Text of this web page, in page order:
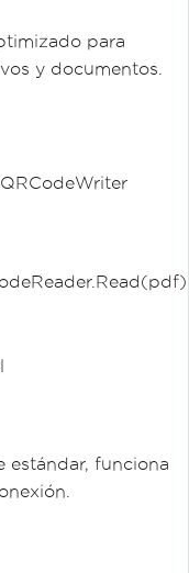
para
y documentos.
estándar, funciona